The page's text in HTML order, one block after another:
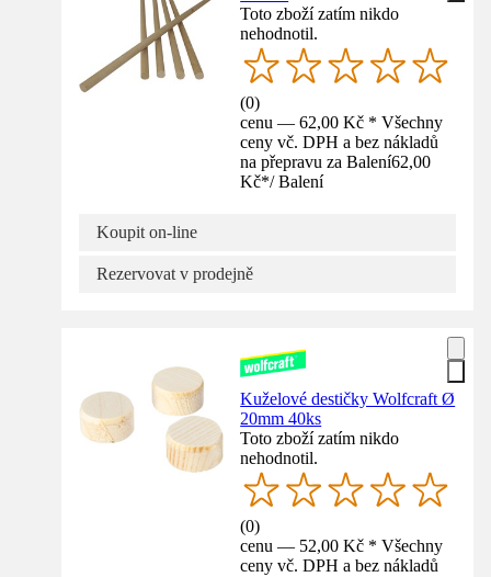
Toto zboží zatím nikdo
nehodnotil.
(0)
cenu — 62,00 Kč * Všechny
ceny vč. DPH a bez nákladů
na přepravu za Balení62,00
Kč*/ Balení
Koupit on-line
Rezervovat v prodejně
Kuželové destičky Wolfcraft Ø
20mm 40ks
Toto zboží zatím nikdo
nehodnotil.
(0)
cenu — 52,00 Kč * Všechny
ceny vč. DPH a bez nákladů